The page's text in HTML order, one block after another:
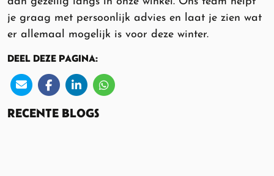
je graag met persoonlijk advies en laat je zien wat
er allemaal mogelijk is voor deze winter.
DEEL DEZE PAGINA:
RECENTE BLOGS